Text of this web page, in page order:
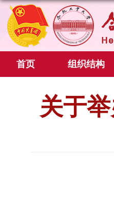
首页 组织结构
关于